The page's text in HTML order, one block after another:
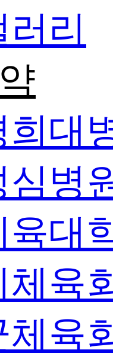
리
희대
심병
육대
체육
체육